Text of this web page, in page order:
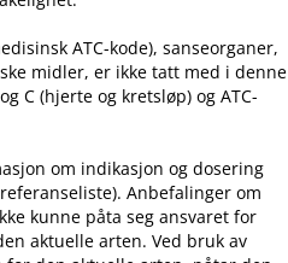
ATC-kode), sanseorganer,
midler, er ikke tatt med i denne
C (hjerte og kretsløp) og ATC-
om indikasjon og dosering
Anbefalinger om
kunne påta seg ansvaret for
aktuelle arten. Ved bruk av